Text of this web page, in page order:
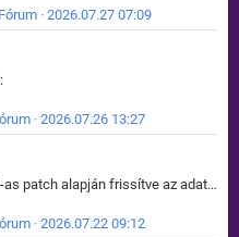
· 2026.07.27 07:09
· 2026.07.26 13:27
Kártya változások a 36.0.3-as patch alapján frissítve az adatbázisban (képek is cserélve).
· 2026.07.22 09:12